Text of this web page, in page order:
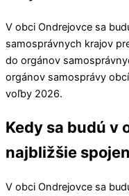
V obci Ondrejovce sa
samosprávnych krajov
do orgánov
orgánov samosprávy
voľby 2026.
Kedy sa budú v
najbližšie
V obci Ondrejovce sa